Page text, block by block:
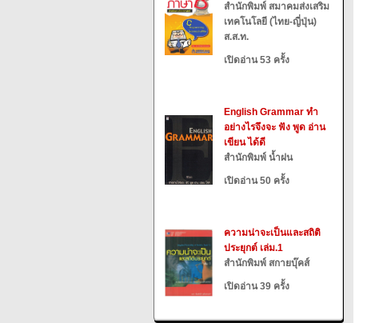
สำนักพิมพ์ สมาคมส่งเสริม
เทคโนโลยี (ไทย-ญี่ปุ่น)
ส.ส.ท.
เปิดอ่าน 53 ครั้ง
English Grammar ทำ
อย่างไรจึงจะ ฟัง พูด อ่าน
เขียน ได้ดี
สำนักพิมพ์ น้ำฝน
เปิดอ่าน 50 ครั้ง
ความน่าจะเป็นและสถิติ
ประยุกต์ เล่ม.1
สำนักพิมพ์ สกายบุ๊คส์
เปิดอ่าน 39 ครั้ง